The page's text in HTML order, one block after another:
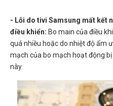
- Lỗi do tivi Samsung mất kết
điều khiển: Bo main của điều
quá nhiều hoặc do nhiệt độ ẩm
mạch của bo mạch hoạt động
này.